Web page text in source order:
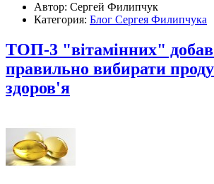
Автор: Сергей Филипчук
Категория: Блог Сергея Филипчука
ТОП-3 "вітамінних"
правильно вибирати
здоров'я